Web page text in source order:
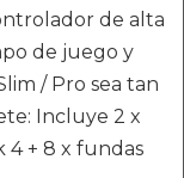
de alta
de juego y
/ Pro sea tan
Incluye 2 x
4 + 8 x fundas